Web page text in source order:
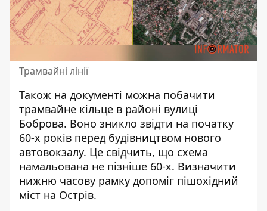
Трамвайні лінії
Також на документі можна побачити
трамвайне кільце в районі вулиці
Боброва. Воно зникло звідти на початку
60-х років перед будівництвом нового
автовокзалу. Це свідчить, що схема
намальована не пізніше 60-х. Визначити
нижню часову рамку допоміг пішохідний
міст на Острів.